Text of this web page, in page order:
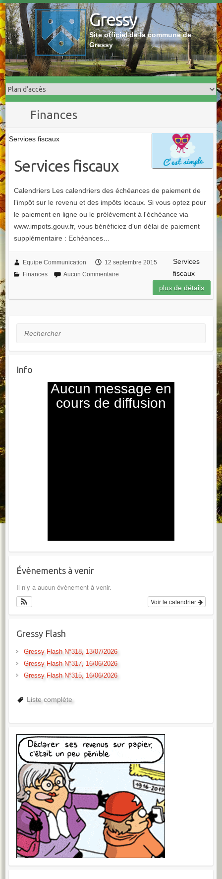
Skip
to
content
Gressy
Site officiel de la commune de
Gressy
Finances
Services fiscaux
Services fiscaux
Calendriers Les calendriers des échéances de paiement de
l'impôt sur le revenu et des impôts locaux. Si vous optez pour
le paiement en ligne ou le prélèvement à l'échéance via
www.impots.gouv.fr, vous bénéficiez d'un délai de paiement
supplémentaire : Echéances…
Equipe Communication
12 septembre 2015
Finances
Aucun Commentaire
Services
fiscaux
plus de détails
Rechercher
Info
Évènements à venir
Il n’y a aucun évènement à venir.
Voir le calendrier
Gressy Flash
Gressy Flash N°318, 13/07/2026
Gressy Flash N°317, 16/06/2026
Gressy Flash N°315, 16/06/2026
Liste complète